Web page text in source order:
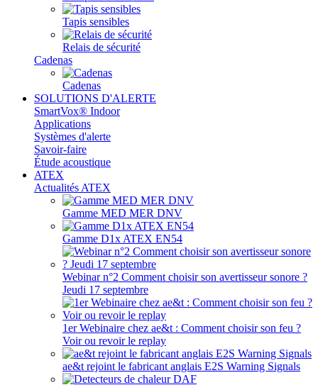
Tapis sensibles
Relais de sécurité
Cadenas
Cadenas
SOLUTIONS D'ALERTE
SmartVox® Indoor
Applications
Systèmes d'alerte
Savoir-faire
Étude acoustique
ATEX
Actualités ATEX
Gamme MED MER DNV
Gamme D1x ATEX EN54
Webinar n°2 Comment choisir son avertisseur sonore ?
Jeudi 17 septembre
1er Webinaire chez ae&t : Comment choisir son feu ?
Voir ou revoir le replay
ae&t rejoint le fabricant anglais E2S Warning Signals